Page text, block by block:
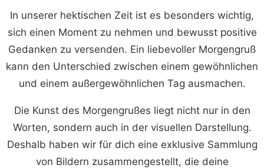
In unserer hektischen Zeit ist es besonders wichtig,
sich einen Moment zu nehmen und bewusst positive
Gedanken zu versenden. Ein liebevoller Morgengruß
kann den Unterschied zwischen einem gewöhnlichen
und einem außergewöhnlichen Tag ausmachen.
Die Kunst des Morgengrußes liegt nicht nur in den
Worten, sondern auch in der visuellen Darstellung.
Deshalb haben wir für dich eine exklusive Sammlung
von Bildern zusammengestellt, die deine